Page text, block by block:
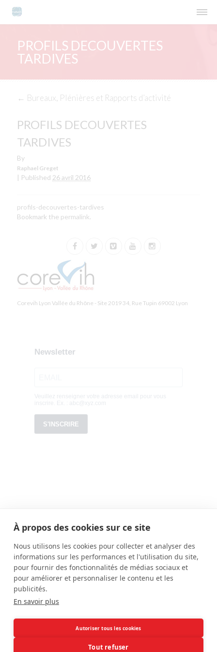
À propos des cookies sur ce site
Nous utilisons les cookies pour collecter et analyser des
informations sur les performances et l'utilisation du site,
pour fournir des fonctionnalités de médias sociaux et
pour améliorer et personnaliser le contenu et les
publicités.
En savoir plus
Autoriser tous les cookies
Tout refuser
PROFILS DECOUVERTES
TARDIVES
← Bureaux, Plénières et Rapports d’activité
PROFILS DECOUVERTES
TARDIVES
By
Raphael Greget
| Published 26 avril 2016
profils-decouvertes-tardives
Bookmark the permalink.
Corevih Lyon Vallée du Rhône - Site 2019 34, Rue Tupin 69002 Lyon
Dernières actualités
Notification partenaires
Semaine de santé sexuelle 2025
Effectuer une recherche sur le site